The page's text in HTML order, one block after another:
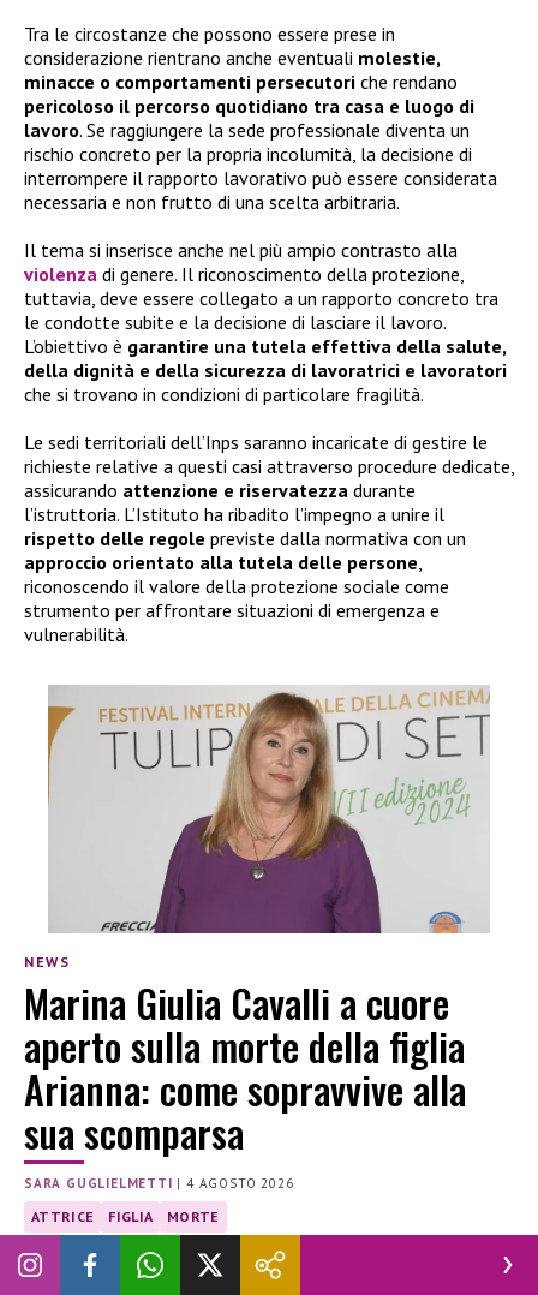
Tra le circostanze che possono essere prese in
considerazione rientrano anche eventuali molestie,
minacce o comportamenti persecutori che rendano
pericoloso il percorso quotidiano tra casa e luogo di
lavoro. Se raggiungere la sede professionale diventa un
rischio concreto per la propria incolumità, la decisione di
interrompere il rapporto lavorativo può essere considerata
necessaria e non frutto di una scelta arbitraria.
Il tema si inserisce anche nel più ampio contrasto alla
violenza di genere. Il riconoscimento della protezione,
tuttavia, deve essere collegato a un rapporto concreto tra
le condotte subite e la decisione di lasciare il lavoro.
L’obiettivo è garantire una tutela effettiva della salute,
della dignità e della sicurezza di lavoratrici e lavoratori
che si trovano in condizioni di particolare fragilità.
Le sedi territoriali dell’Inps saranno incaricate di gestire le
richieste relative a questi casi attraverso procedure dedicate,
assicurando attenzione e riservatezza durante
l’istruttoria. L’Istituto ha ribadito l’impegno a unire il
rispetto delle regole previste dalla normativa con un
approccio orientato alla tutela delle persone,
riconoscendo il valore della protezione sociale come
strumento per affrontare situazioni di emergenza e
vulnerabilità.
NEWS
Marina Giulia Cavalli a cuore
aperto sulla morte della figlia
Arianna: come sopravvive alla
sua scomparsa
SARA GUGLIELMETTI |4 AGOSTO 2026
ATTRICE FIGLIA MORTE
Marina Giulia Cavalli, il dolore per la morte della figlia